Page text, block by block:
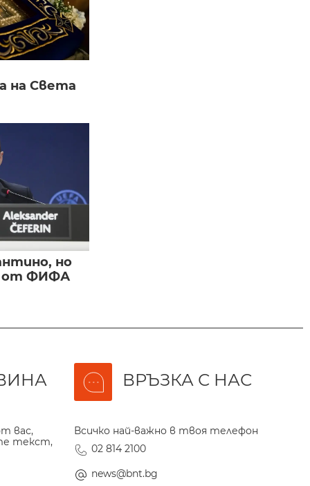
на Света
но
от ФИФА
вас,
текст,
ВРЪЗКА С НАС
Всичко най-важно в твоя телефон
02 814 2100
news@bnt.bg